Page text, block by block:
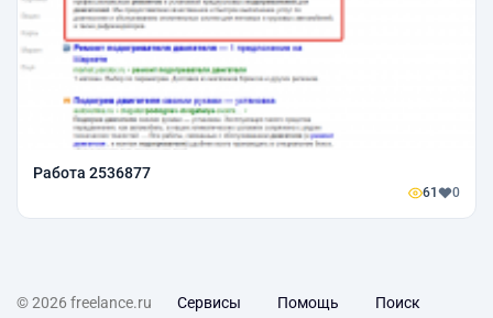
Работа 2536877
61 0
© 2026 freelance.ru Сервисы Помощь Поиск